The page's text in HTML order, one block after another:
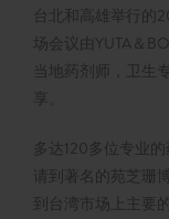
台北和高雄举行的
场会议由YUTA＆
当地药剂师，卫生
享。
多达120多位专业
请到著名的苑芝珊
到台湾市场上主要